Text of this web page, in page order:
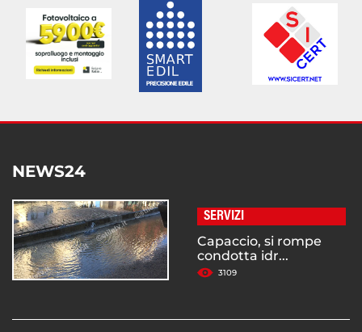
NEWS24
SERVIZI
Capaccio, si rompe
condotta idr...
3109